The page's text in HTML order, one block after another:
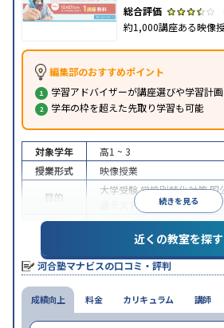
約1,000講座ある映像
編集部のおすすめポイント
学習アドバイザーが講座選びや学習計
学年の枠を超えた先取り学習も可能
続きを見る
対象学年
高1 ~ 3
授業形式
映像授業
目的
大学受験学校別特化対策国
通テスト対策
英検(英語検定)
中高一貫校生に対応学習に
1科目から受講可能季節講習
※2024年6月調査。大学受験塾・予備校のア
近くの教室を探す
河合塾マナビスの口コミ・評判
成績向上 料金 カリキュラム 講師